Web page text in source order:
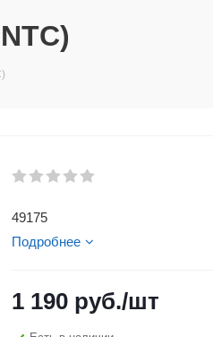
49175
Подробнее
1 190 руб./шт